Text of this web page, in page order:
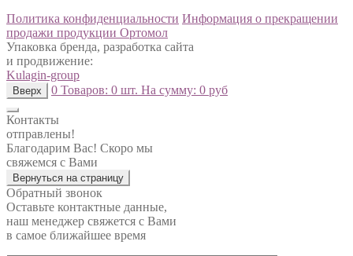
Политика конфиденциальности Информация о прекращении
продажи продукции Ортомол
Упаковка бренда, разработка сайта
и продвижение:
Kulagin-group
Вверх 0 Товаров: 0 шт. На сумму: 0 руб
Контакты
отправлены!
Благодарим Вас! Скоро мы
свяжемся с Вами
Вернуться на страницу
Обратный звонок
Оставьте контактные данные,
наш менеджер свяжется с Вами
в самое ближайшее время